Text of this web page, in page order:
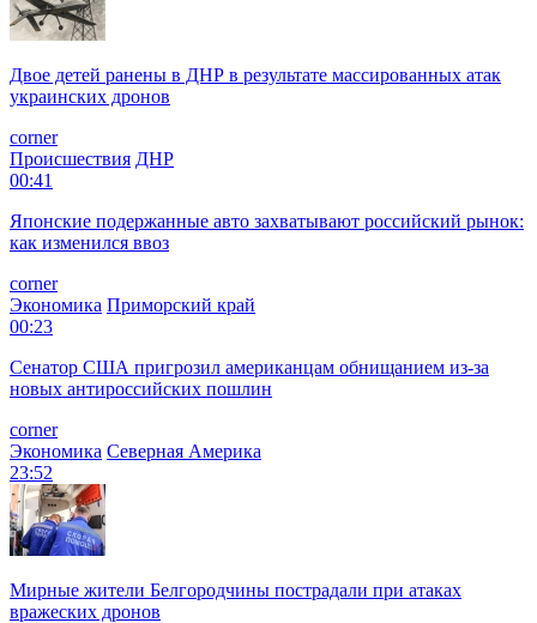
Двое детей ранены в ДНР в результате массированных атак
украинских дронов
corner
Происшествия ДНР
00:41
Японские подержанные авто захватывают российский рынок:
как изменился ввоз
corner
Экономика Приморский край
00:23
Сенатор США пригрозил американцам обнищанием из-за
новых антироссийских пошлин
corner
Экономика Северная Америка
23:52
Мирные жители Белгородчины пострадали при атаках
вражеских дронов